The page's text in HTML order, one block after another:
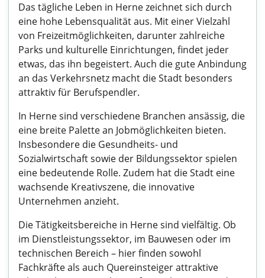
Das tägliche Leben in Herne zeichnet sich durch
eine hohe Lebensqualität aus. Mit einer Vielzahl
von Freizeitmöglichkeiten, darunter zahlreiche
Parks und kulturelle Einrichtungen, findet jeder
etwas, das ihn begeistert. Auch die gute Anbindung
an das Verkehrsnetz macht die Stadt besonders
attraktiv für Berufspendler.
In Herne sind verschiedene Branchen ansässig, die
eine breite Palette an Jobmöglichkeiten bieten.
Insbesondere die Gesundheits- und
Sozialwirtschaft sowie der Bildungssektor spielen
eine bedeutende Rolle. Zudem hat die Stadt eine
wachsende Kreativszene, die innovative
Unternehmen anzieht.
Die Tätigkeitsbereiche in Herne sind vielfältig. Ob
im Dienstleistungssektor, im Bauwesen oder im
technischen Bereich – hier finden sowohl
Fachkräfte als auch Quereinsteiger attraktive